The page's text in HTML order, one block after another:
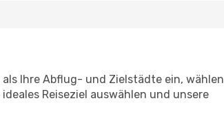
Ihre Abflug- und Zielstädte ein, wählen
Reiseziel auswählen und unsere